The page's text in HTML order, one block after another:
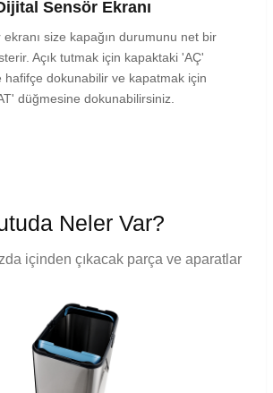
Sensör Ekranı
ekranı size kapağın durumunu net bir
Açık tutmak için kapaktaki 'AÇ'
hafifçe dokunabilir ve kapatmak için
düğmesine dokunabilirsiniz.
Neler Var?
içinden çıkacak parça ve aparatlar